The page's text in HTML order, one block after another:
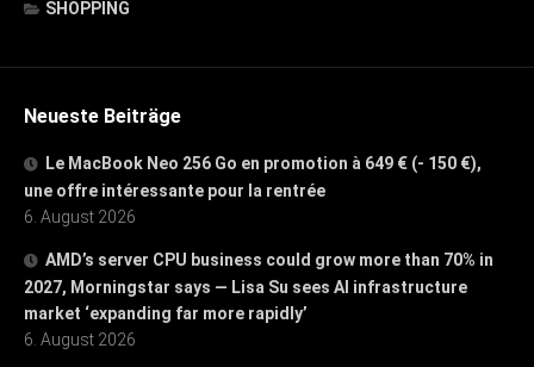
SHOPPING
Neueste Beiträge
Le MacBook Neo 256 Go en promotion à 649 € (- 150 €),
une offre intéressante pour la rentrée
6. August 2026
AMD’s server CPU business could grow more than 70% in
2027, Morningstar says — Lisa Su sees AI infrastructure
market ‘expanding far more rapidly’
6. August 2026